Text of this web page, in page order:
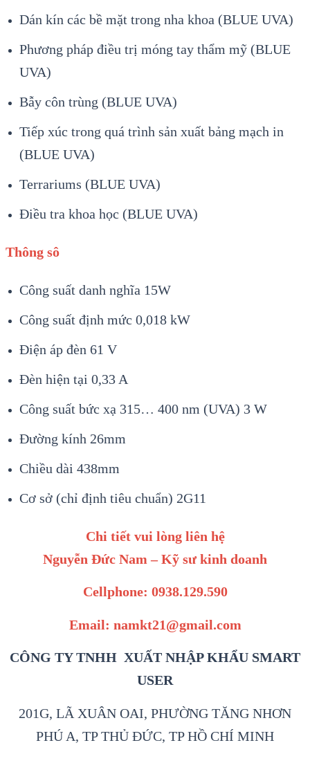
Dán kín các bề mặt trong nha khoa (BLUE UVA)
Phương pháp điều trị móng tay thẩm mỹ (BLUE
UVA)
Bẫy côn trùng (BLUE UVA)
Tiếp xúc trong quá trình sản xuất bảng mạch in
(BLUE UVA)
Terrariums (BLUE UVA)
Điều tra khoa học (BLUE UVA)
Thông sô
Công suất danh nghĩa 15W
Công suất định mức 0,018 kW
Điện áp đèn 61 V
Đèn hiện tại 0,33 A
Công suất bức xạ 315… 400 nm (UVA) 3 W
Đường kính 26mm
Chiều dài 438mm
Cơ sở (chỉ định tiêu chuẩn) 2G11
Chi tiết vui lòng liên hệ
Nguyễn Đức Nam – Kỹ sư kinh doanh
Cellphone: 0938.129.590
Email: namkt21@gmail.com
CÔNG TY TNHH XUẤT NHẬP KHẨU SMART
USER
201G, LÃ XUÂN OAI, PHƯỜNG TĂNG NHƠN
PHÚ A, TP THỦ ĐỨC, TP HỒ CHÍ MINH